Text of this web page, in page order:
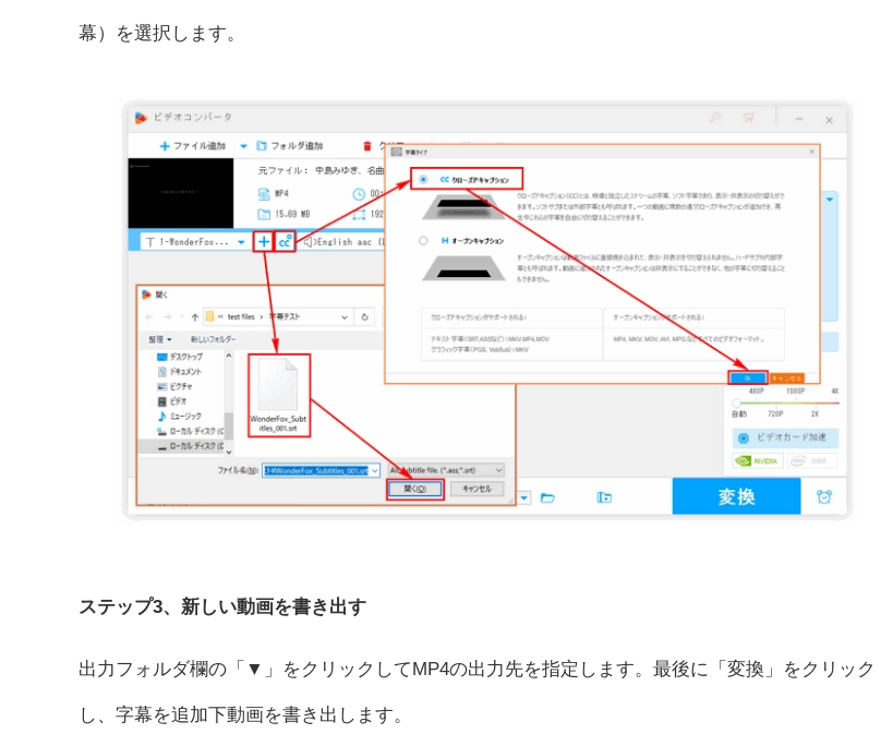
幕）を選択します。
ステップ3、新しい動画を書き出す
出力フォルダ欄の「▼」をクリックしてMP4の出力先を指定します。最後に「変換」をクリック
し、字幕を追加下動画を書き出します。